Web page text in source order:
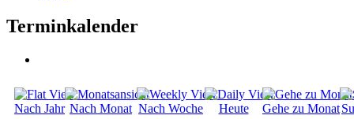
Terminkalender
Nach Jahr Nach Monat Nach Woche Heute Gehe zu Monat